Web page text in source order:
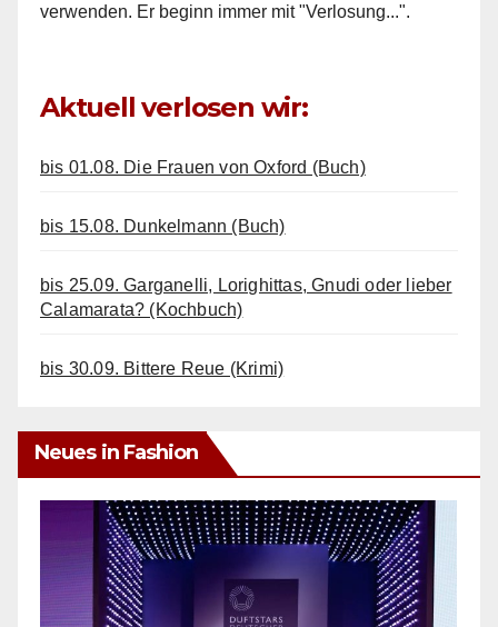
verwenden. Er beginn immer mit "Verlosung...".
Aktuell verlosen wir:
bis 01.08. Die Frauen von Oxford (Buch)
bis 15.08. Dunkelmann (Buch)
bis 25.09. Garganelli, Lorighittas, Gnudi oder lieber
Calamarata? (Kochbuch)
bis 30.09. Bittere Reue (Krimi)
Neues in Fashion